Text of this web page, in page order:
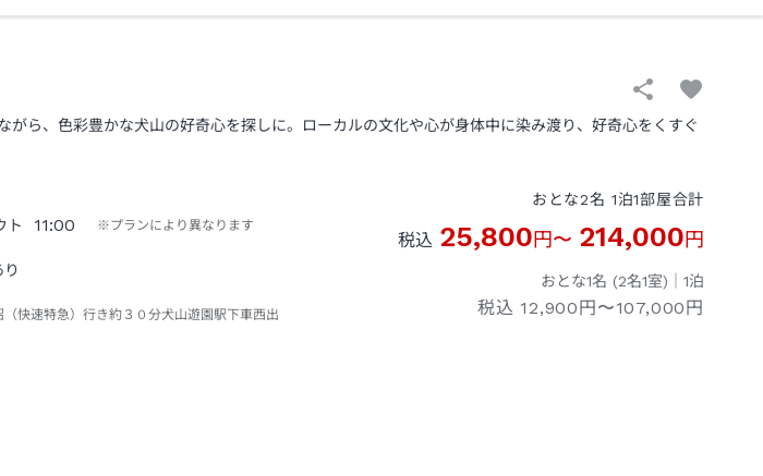
がら、色彩豊かな犬山の好奇心を探しに。ローカルの文化や心が身体中に染み渡り、好奇心をくすぐ
ト 11:00 ※プランにより異なります
快速特急）行き約３０分犬山遊園駅下車西出
おとな2名 1泊1部屋合計
税込 25,800円〜 214,000円
おとな1名 (2名1室)｜ 1泊
税込 12,900円〜107,000円